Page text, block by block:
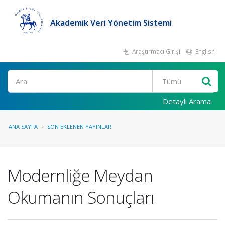
Akademik Veri Yönetim Sistemi
Araştırmacı Girişi English
Ara
Detaylı Arama
ANA SAYFA SON EKLENEN YAYINLAR
Modernliğe Meydan
Okumanın Sonuçları